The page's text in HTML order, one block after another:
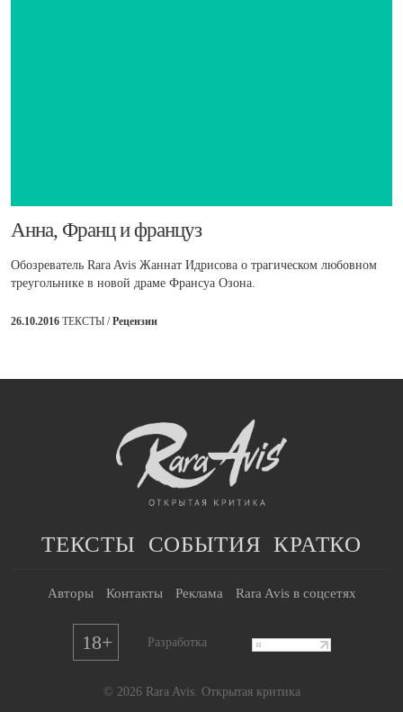
​Анна, Франц и француз
Обозреватель Rara Avis Жаннат Идрисова о трагическом любовном
треугольнике в новой драме Франсуа Озона.
26.10.2016 ТЕКСТЫ /Рецензии
ТЕКСТЫ СОБЫТИЯ КРАТКО
Авторы Контакты Реклама Rara Avis в соцсетях
18+ Разработка
© 2026 Rara Avis. Открытая критика